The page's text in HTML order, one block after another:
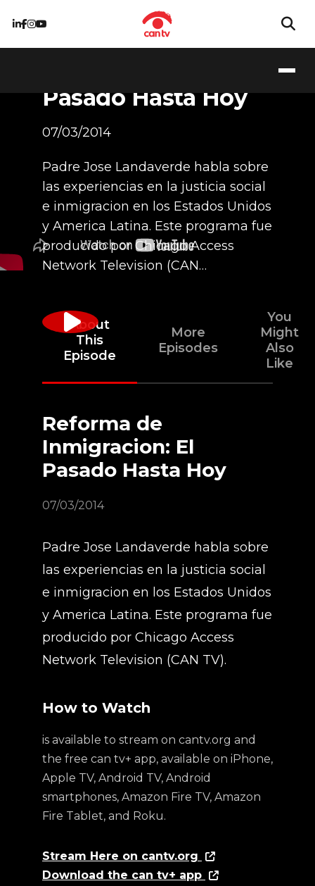
Reforma de
Pasado Hasta Hoy
07/03/2014
Padre Jose Landaverde habla sobre
las experiencias en la justicia social
e inmigracion en los Estados Unidos
y America Latina. Este programa fue
producido por Chicago Access
Network Television (CAN…
About
This
Episode
More
Episodes
You
Might
Also
Like
Reforma de
Inmigracion: El
Pasado Hasta Hoy
07/03/2014
Padre Jose Landaverde habla sobre
las experiencias en la justicia social
e inmigracion en los Estados Unidos
y America Latina. Este programa fue
producido por Chicago Access
Network Television (CAN TV).
How to Watch
is available to stream on cantv.org and
the free can tv+ app, available on iPhone,
Apple TV, Android TV, Android
smartphones, Amazon Fire TV, Amazon
Fire Tablet, and Roku.
Stream Here on cantv.org
Download the can tv+ app